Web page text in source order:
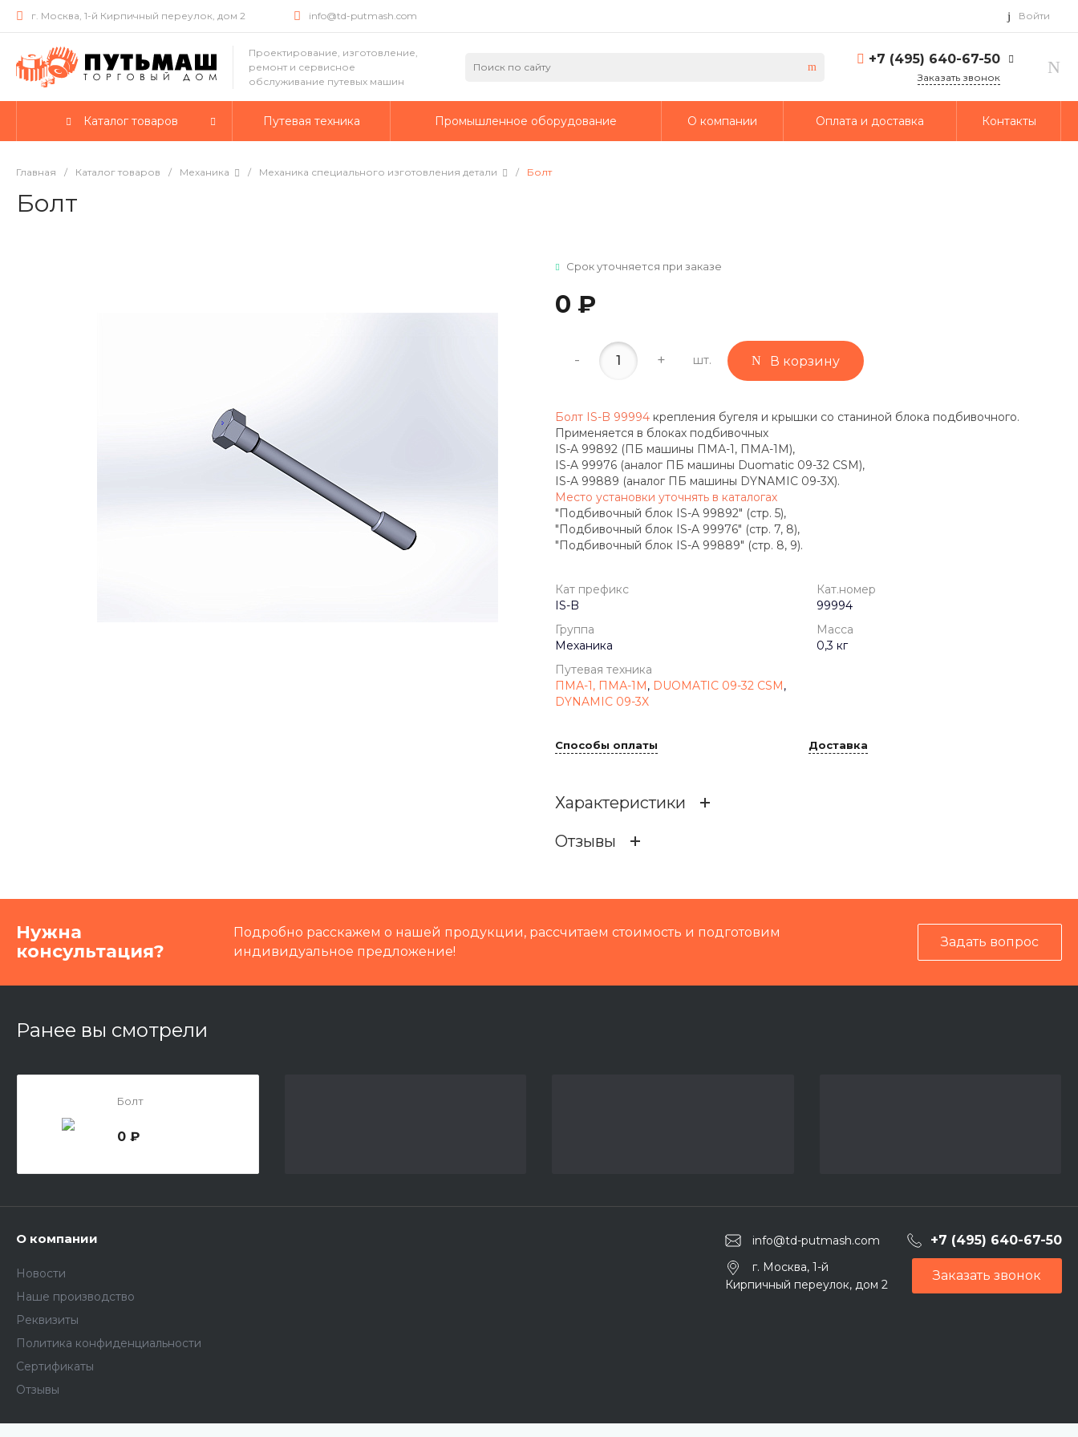
г. Москва, 1-й Кирпичный переулок, дом 2 info@td-putmash.com Войти
Проектирование, изготовление,
ремонт и сервисное
обслуживание путевых машин
+7 (495) 640-67-50
г. Москва, 1-й Кирпичный
Заказать звонок
Каталог товаров Путевая техника Промышленное оборудование О компании Оплата и доставка Контакты
Главная / Каталог товаров / Механика / Механика специального изготовления детали / Болт
Болт
Срок уточняется при заказе
0 ₽
- + шт. В корзину
Болт IS-B 99994 крепления бугеля и крышки со станиной блока подбивочного.
Применяется в блоках подбивочных
IS-A 99892 (ПБ машины ПМА-1, ПМА-1М),
IS-A 99976 (аналог ПБ машины Duomatic 09-32 CSM),
IS-A 99889 (аналог ПБ машины DYNAMIC 09-3X).
Место установки уточнять в каталогах
"Подбивочный блок IS-A 99892" (стр. 5),
"Подбивочный блок IS-A 99976" (стр. 7, 8),
"Подбивочный блок IS-A 99889" (стр. 8, 9).
Кат префикс
IS-B
Кат.номер
99994
Группа
Механика
Масса
0,3 кг
Путевая техника
ПМА-1, ПМА-1М, DUOMATIC 09-32 CSM,
DYNAMIC 09-3X
Способы оплаты Доставка
Характеристики
Кат.номер 99994
Отзывы
Нужна
консультация?
Подробно расскажем о нашей продукции, рассчитаем стоимость и подготовим
индивидуальное предложение!
Задать вопрос
Ранее вы смотрели
Болт
0 ₽
О компании
Новости
Наше производство
Реквизиты
Политика конфиденциальности
Сертификаты
Отзывы
info@td-putmash.com +7 (495) 640-67-50
г. Москва, 1-й
Кирпичный переулок, дом 2
Заказать звонок